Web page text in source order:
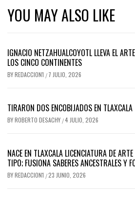
YOU MAY ALSO LIKE
IGNACIO NETZAHUALCOYOTL LLEVA EL
LOS CINCO CONTINENTES
BYREDACCION1 / 7 JULIO, 2026
TIRARON DOS ENCOBIJADOS EN TLAXCALA
BYROBERTO DESACHY /4 JULIO, 2026
NACE EN TLAXCALA LICENCIATURA DE
TIPO; FUSIONA SABERES ANCESTRALES Y
BYREDACCION1 /23 JUNIO, 2026